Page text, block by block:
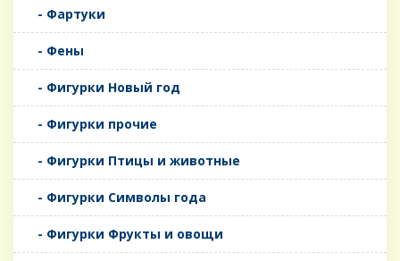
- Фартуки
- Фены
- Фигурки Новый год
- Фигурки прочие
- Фигурки Птицы и животные
- Фигурки Символы года
- Фигурки Фрукты и овощи